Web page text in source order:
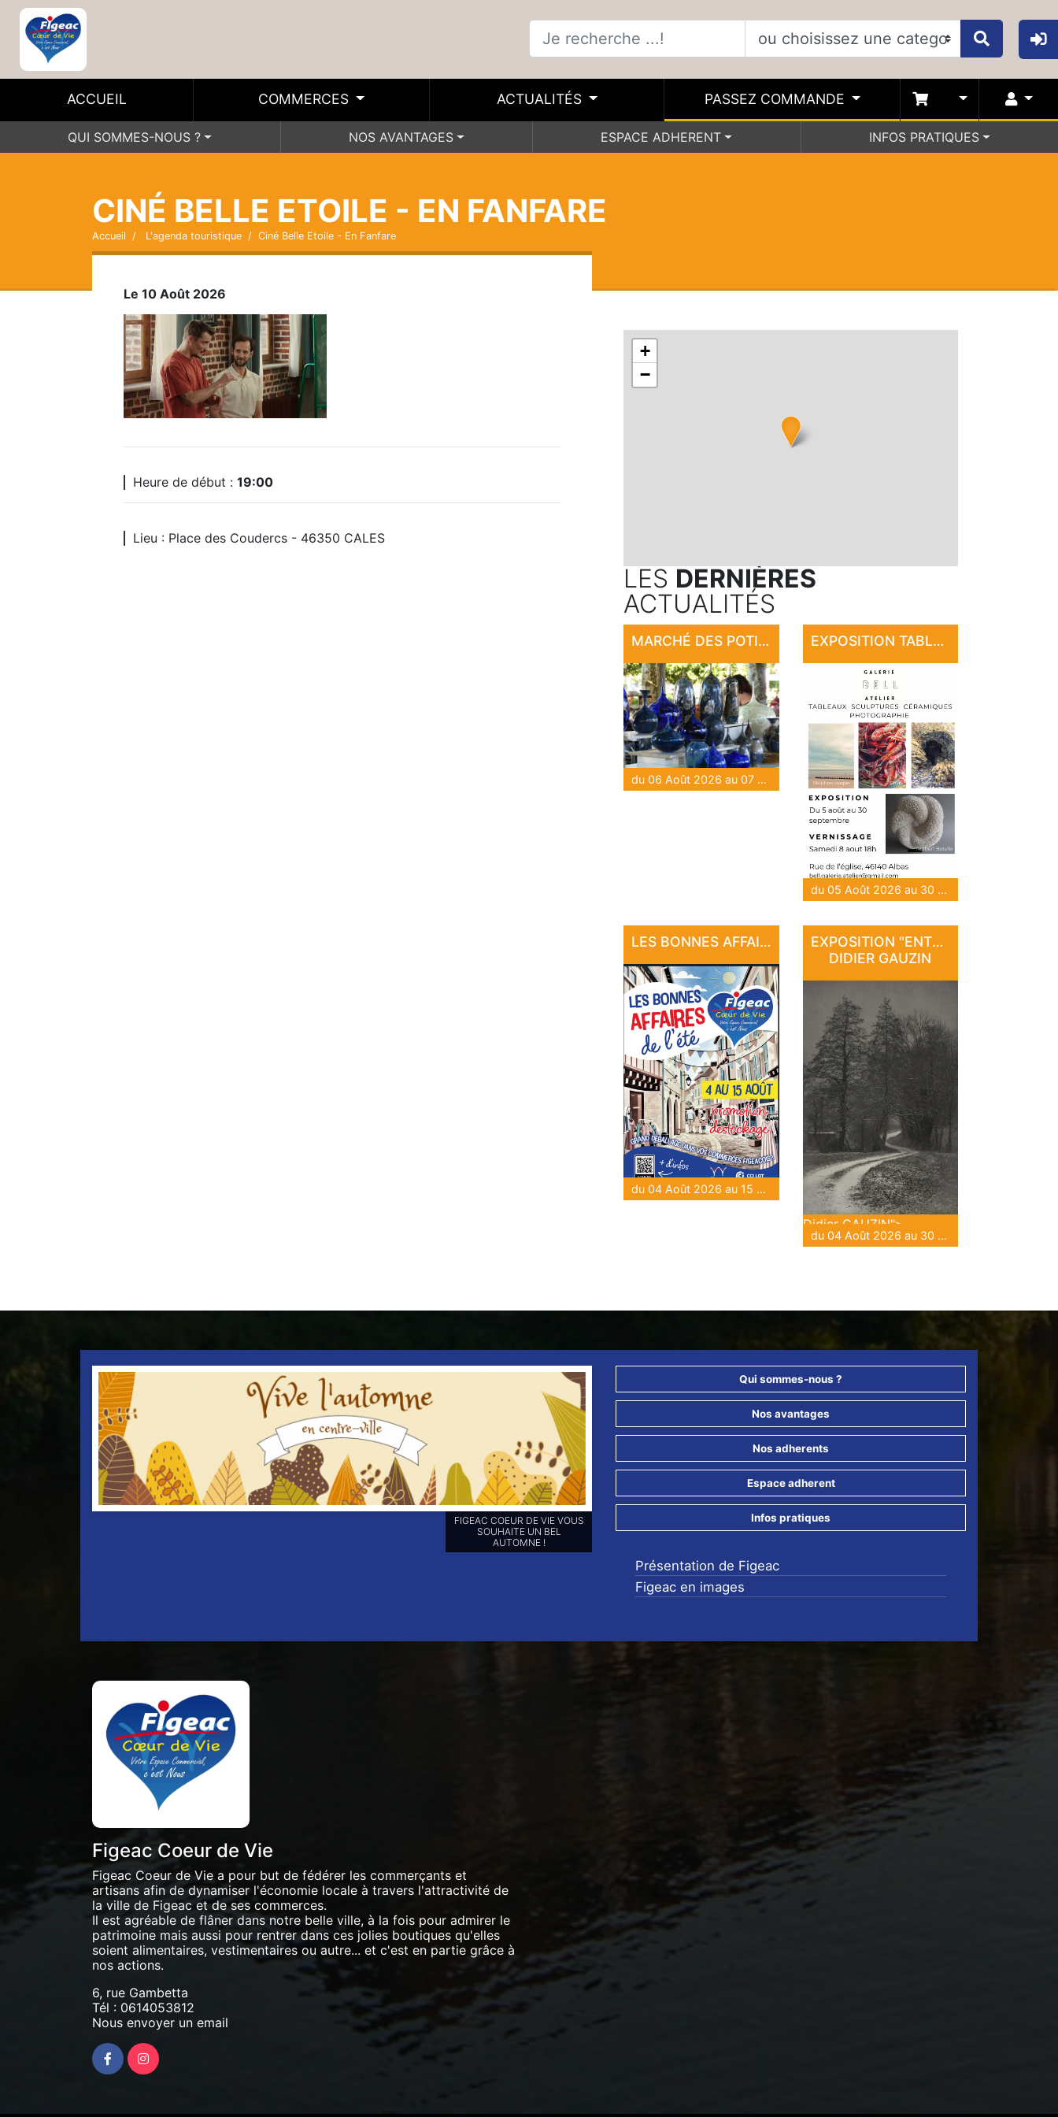
ACCUEIL COMMERCES ACTUALITÉS PASSEZ COMMANDE
QUI SOMMES-NOUS ? NOS AVANTAGES ESPACE ADHERENT INFOS PRATIQUES
CINÉ BELLE ETOILE - EN FANFARE
Accueil L'agenda touristique Ciné Belle Etoile - En Fanfare
Le 10 Août 2026
Heure de début : 19:00
Lieu : Place des Coudercs - 46350 CALES
+
−
LES DERNIÈRES
ACTUALITÉS
MARCHÉ DES POTIERS DE SAINT-CÉRÉ
du 06 Août 2026 au 07 Août 2026
EXPOSITION TABLEAUX, SCULPTURES, CÉRAMIQUE, PHOTOGRAPHIE
du 05 Août 2026 au 30 Sep 2026
LES BONNES AFFAIRES DE L'ÉTÉ
du 04 Août 2026 au 15 Août 2026
EXPOSITION "ENTRE PIERRE ET LUMIÈRE" - DE DAN COURTICE ET DE
DIDIER GAUZIN
Didier GAUZIN">
du 04 Août 2026 au 30 Août 2026
RETROUVEZ-NOUS SUR NOS
RÉSEAUX SOCIAUX ET
ABONNEZ-VOUS POUR NE
RIEN LOUPER DE NOS
Qui sommes-nous ?
Nos avantages
Nos adherents
Espace adherent
Infos pratiques
Présentation de Figeac
Figeac en images
Figeac Coeur de Vie
Figeac Coeur de Vie a pour but de fédérer les commerçants et
artisans afin de dynamiser l'économie locale à travers l'attractivité de
la ville de Figeac et de ses commerces.
Il est agréable de flâner dans notre belle ville, à la fois pour admirer le
patrimoine mais aussi pour rentrer dans ces jolies boutiques qu'elles
soient alimentaires, vestimentaires ou autre... et c'est en partie grâce à
nos actions.
6, rue Gambetta
Tél : 0614053812
Nous envoyer un email